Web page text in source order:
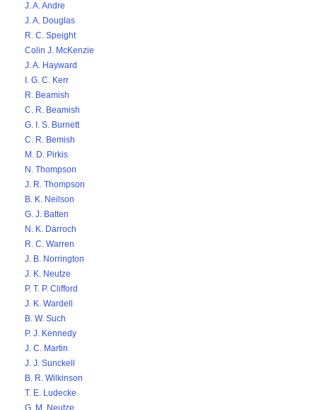
J. A. Andre
J. A. Douglas
R. C. Speight
Colin J. McKenzie
J. A. Hayward
I. G. C. Kerr
R. Beamish
C. R. Beamish
G. I. S. Burnett
C. R. Bemish
M. D. Pirkis
N. Thompson
J. R. Thompson
B. K. Neilson
G. J. Batten
N. K. Darroch
R. C. Warren
J. B. Norrington
J. K. Neutze
P. T. P. Clifford
J. K. Wardell
B. W. Such
P. J. Kennedy
J. C. Martin
J. J. Sunckell
B. R. Wilkinson
T. E. Ludecke
G. M. Neutze